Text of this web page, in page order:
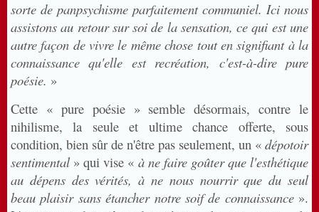
sorte de panpsychisme parfaitement communiel. Ici nous
assistons au retour sur soi de la sensation, ce qui est une
autre façon de vivre le même chose tout en signifiant à la
connaissance qu'elle est recréation, c'est-à-dire pure
poésie. »
Cette « pure poésie » semble désormais, contre le
nihilisme, la seule et ultime chance offerte, sous
condition, bien sûr de n'être pas seulement, un « dépotoir
sentimental » qui vise « à ne faire goûter que l'esthétique
au dépens des vérités, à ne nous nourrir que du seul
beau plaisir sans étancher notre soif de connaissance».